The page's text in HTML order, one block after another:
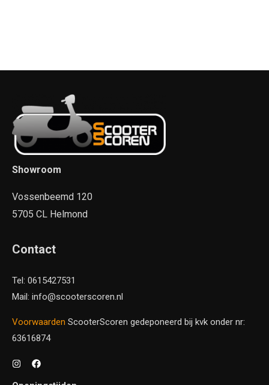
Showroom
Vossenbeemd 120
5705 CL Helmond
Contact
Tel: 0615427531
Mail: info@scooterscoren.nl
Voorwaarden ScooterScoren gedeponeerd bij kvk onder nr:
63616874